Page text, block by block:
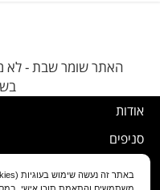
האתר שומר שבת - לא
אודות
סניפים